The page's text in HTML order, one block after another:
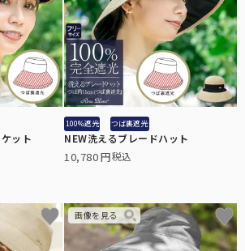
全ての長傘
をご覧頂けます。
ット
100%遮光 つば裏遮光
NEW洗えるブレードハット
10,780 税込